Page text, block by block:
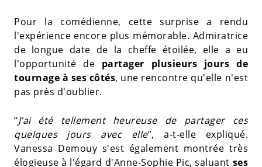
Pour la comédienne, cette surprise a rendu
l'expérience encore plus mémorable. Admiratrice
de longue date de la cheffe étoilée, elle a eu
l'opportunité de partager plusieurs jours de
tournage à ses côtés, une rencontre qu'elle n'est
pas près d'oublier.
“J’ai été tellement heureuse de partager ces
quelques jours avec elle”, a-t-elle expliqué.
Vanessa Demouy s'est également montrée très
élogieuse à l'égard d'Anne-Sophie Pic, saluant ses